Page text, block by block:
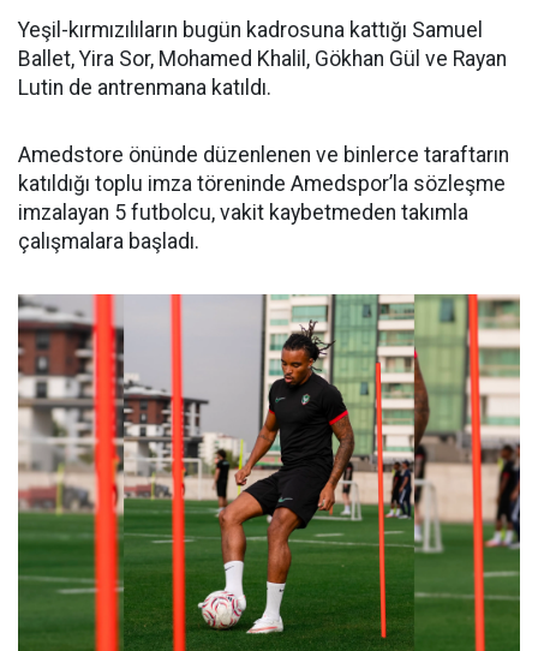
Yeşil-kırmızılıların bugün kadrosuna kattığı Samuel
Ballet, Yira Sor, Mohamed Khalil, Gökhan Gül ve Rayan
Lutin de antrenmana katıldı.
Amedstore önünde düzenlenen ve binlerce taraftarın
katıldığı toplu imza töreninde Amedspor’la sözleşme
imzalayan 5 futbolcu, vakit kaybetmeden takımla
çalışmalara başladı.